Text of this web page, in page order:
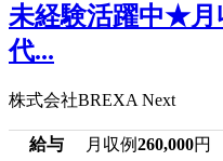
未経験活躍中★月
代...
株式会社BREXA Next
給与 月収例260,000円